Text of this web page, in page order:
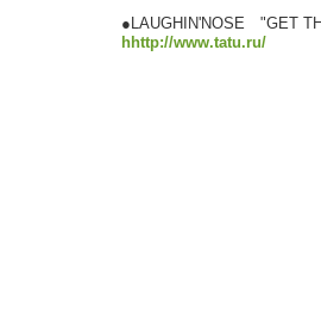
●LAUGHIN'NOSE "GET
hhttp://www.tatu.ru/